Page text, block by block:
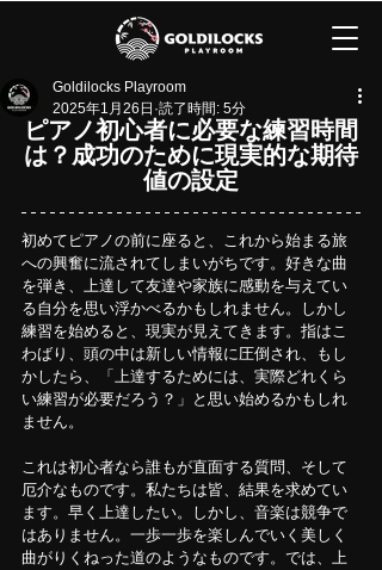
Goldilocks Playroom
2025年1月26日 読了時間: 5分
ピアノ初心者に必要な練習時間
は？成功のために現実的な期待
値の設定
初めてピアノの前に座ると、これから始まる旅
への興奮に流されてしまいがちです。好きな曲
を弾き、上達して友達や家族に感動を与えてい
る自分を思い浮かべるかもしれません。しかし
練習を始めると、現実が見えてきます。指はこ
わばり、頭の中は新しい情報に圧倒され、もし
かしたら、「上達するためには、実際どれくら
い練習が必要だろう？」と思い始めるかもしれ
ません。
これは初心者なら誰もが直面する質問、そして
厄介なものです。私たちは皆、結果を求めてい
ます。早く上達したい。しかし、音楽は競争で
はありません。一歩一歩を楽しんでいく美しく
曲がりくねった道のようなものです。では、上